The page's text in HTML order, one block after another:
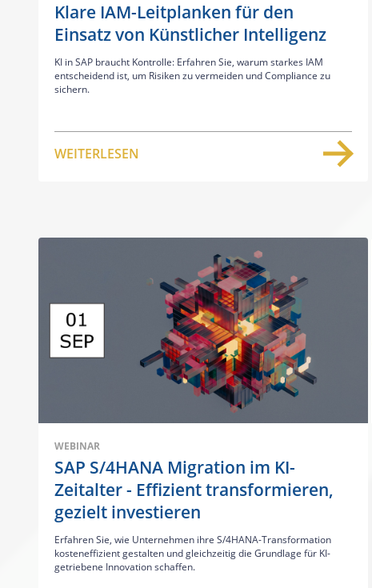
Klare IAM-Leitplanken für den
Einsatz von Künstlicher Intelligenz
KI in SAP braucht Kontrolle: Erfahren Sie, warum starkes IAM
entscheidend ist, um Risiken zu vermeiden und Compliance zu
sichern.
WEITERLESEN
WEBINAR
SAP S/4HANA Migration im KI-
Zeitalter - Effizient transformieren,
gezielt investieren
Erfahren Sie, wie Unternehmen ihre S/4HANA-Transformation
kosteneffizient gestalten und gleichzeitig die Grundlage für KI-
getriebene Innovation schaffen.